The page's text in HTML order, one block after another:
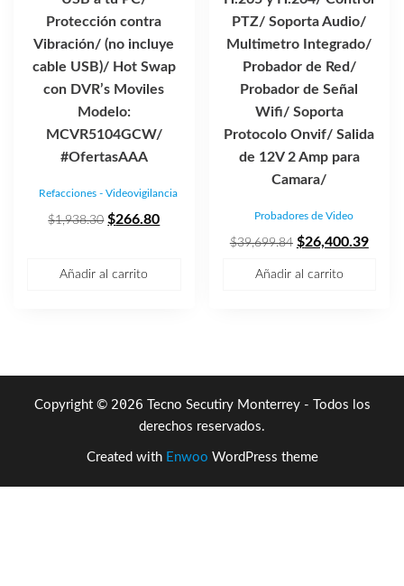
Protección contra
Vibración/ (no incluye
cable USB)/ Hot Swap
con DVR’s Moviles
Modelo:
MCVR5104GCW/
#OfertasAAA
Refacciones - Videovigilancia
$1,938.30 El
$266.80El
Añadir al carrito
PTZ/ Soporta Audio/
Multimetro Integrado/
Probador de Red/
Probador de Señal
Wifi/ Soporta
Protocolo Onvif/ Salida
de 12V 2 Amp para
Camara/
Probadores de Video
$39,699.84 El
$26,400.39El
Añadir al carrito
Copyright © 2026 Tecno Secutiry Monterrey - Todos los
derechos reservados.
Created with Enwoo WordPress theme